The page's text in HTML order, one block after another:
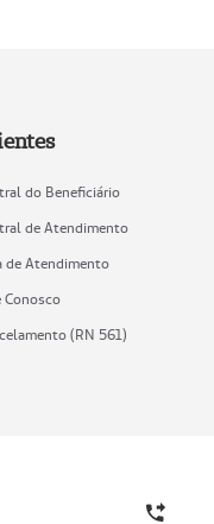
do Beneficiário
de Atendimento
de Atendimento
Conosco
(RN 561)